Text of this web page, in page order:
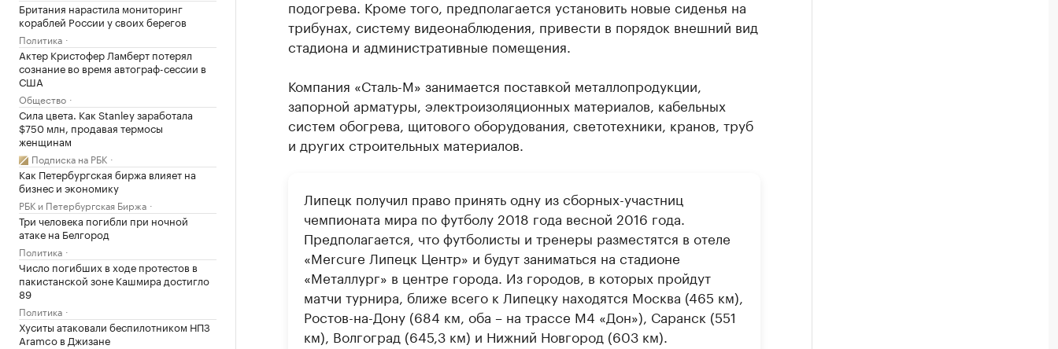
Британия нарастила мониторинг
кораблей России у своих берегов
Политика
Актер Кристофер Ламберт потерял
сознание во время автограф-сессии в
США
Общество
Сила цвета. Как Stanley заработала
$750 млн, продавая термосы
женщинам
Подписка на РБК
Как Петербургская биржа влияет на
бизнес и экономику
РБК и Петербургская Биржа
Три человека погибли при ночной
атаке на Белгород
Политика
Число погибших в ходе протестов в
пакистанской зоне Кашмира достигло
89
Политика
Хуситы атаковали беспилотником НПЗ
Aramco в Джизане
подогрева. Кроме того, предполагается установить новые сиденья на
трибунах, систему видеонаблюдения, привести в порядок внешний вид
стадиона и административные помещения.
Компания «Сталь-М» занимается поставкой металлопродукции,
запорной арматуры, электроизоляционных материалов, кабельных
систем обогрева, щитового оборудования, светотехники, кранов, труб
и других строительных материалов.
Липецк получил право принять одну из сборных-участниц
чемпионата мира по футболу 2018 года весной 2016 года.
Предполагается, что футболисты и тренеры разместятся в отеле
«Mercure Липецк Центр» и будут заниматься на стадионе
«Металлург» в центре города. Из городов, в которых пройдут
матчи турнира, ближе всего к Липецку находятся Москва (465 км),
Ростов-на-Дону (684 км, оба – на трассе М4 «Дон»), Саранск (551
км), Волгоград (645,3 км) и Нижний Новгород (603 км).